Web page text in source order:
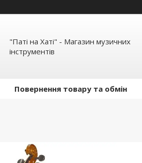
"Паті на Хаті" - Магазин музичних
інструментів
Повернення товару та обмін